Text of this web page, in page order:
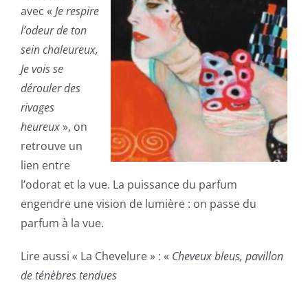
avec « Je respire
l’odeur de ton
sein chaleureux,
Je vois se
dérouler des
rivages
heureux», on
retrouve un
lien entre
l’odorat et la vue. La puissance du parfum
engendre une vision de lumière : on passe du
parfum à la vue.
Lire aussi « La Chevelure » : « Cheveux bleus, pavillon
de ténèbres tendues